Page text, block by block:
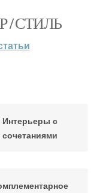
/ СТИЛЬ
Интерьеры с
сочетаниями